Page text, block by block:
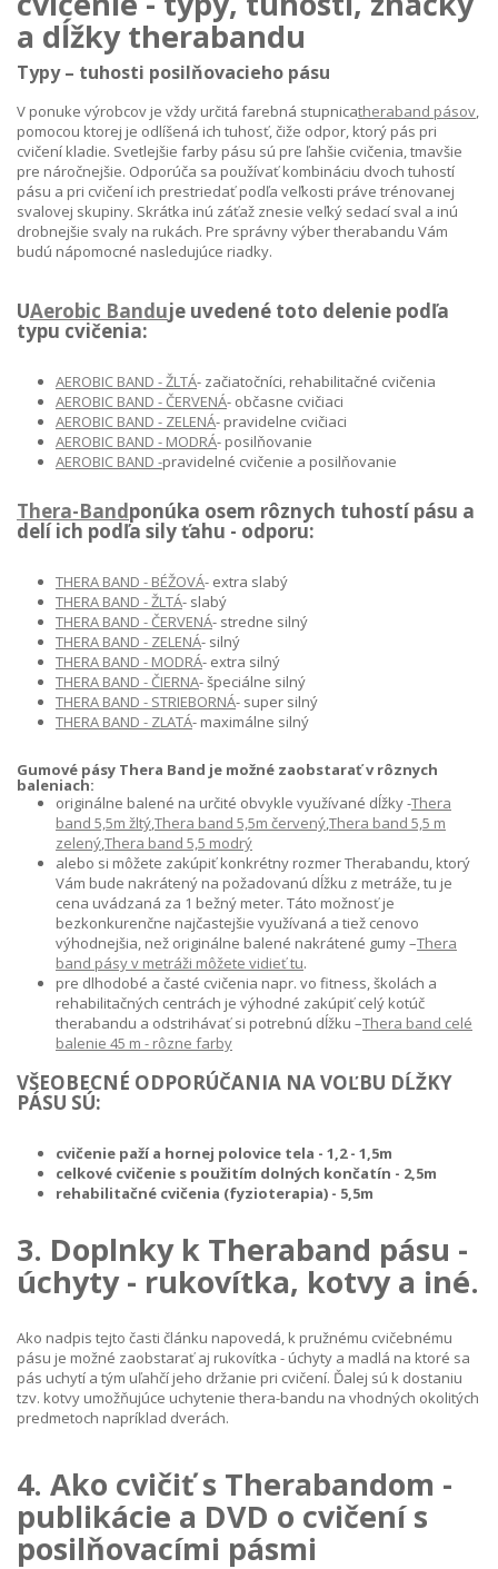
a dĺžky therabandu
Typy – tuhosti posilňovacieho pásu
V ponuke výrobcov je vždy určitá farebná stupnicatheraband pásov,
pomocou ktorej je odlíšená ich tuhosť, čiže odpor, ktorý pás pri
cvičení kladie. Svetlejšie farby pásu sú pre ľahšie cvičenia, tmavšie
pre náročnejšie. Odporúča sa používať kombináciu dvoch tuhostí
pásu a pri cvičení ich prestriedať podľa veľkosti práve trénovanej
svalovej skupiny. Skrátka inú záťaž znesie veľký sedací sval a inú
drobnejšie svaly na rukách. Pre správny výber therabandu Vám
budú nápomocné nasledujúce riadky.
UAerobic Banduje uvedené toto delenie podľa
typu cvičenia:
AEROBIC BAND - ŽLTÁ- začiatočníci, rehabilitačné cvičenia
AEROBIC BAND - ČERVENÁ- občasne cvičiaci
AEROBIC BAND - ZELENÁ- pravidelne cvičiaci
AEROBIC BAND - MODRÁ- posilňovanie
AEROBIC BAND -pravidelné cvičenie a posilňovanie
Thera-Bandponúka osem rôznych tuhostí pásu a
delí ich podľa sily ťahu - odporu:
THERA BAND - BÉŽOVÁ- extra slabý
THERA BAND - ŽLTÁ- slabý
THERA BAND - ČERVENÁ- stredne silný
THERA BAND - ZELENÁ- silný
THERA BAND - MODRÁ- extra silný
THERA BAND - ČIERNA- špeciálne silný
THERA BAND - STRIEBORNÁ- super silný
THERA BAND - ZLATÁ- maximálne silný
Gumové pásy Thera Band je možné zaobstarať v rôznych
baleniach:
originálne balené na určité obvykle využívané dĺžky -Thera
band 5,5m žltý,Thera band 5,5m červený,Thera band 5,5 m
zelený,Thera band 5,5 modrý
alebo si môžete zakúpiť konkrétny rozmer Therabandu, ktorý
Vám bude nakrátený na požadovanú dĺžku z metráže, tu je
cena uvádzaná za 1 bežný meter. Táto možnosť je
bezkonkurenčne najčastejšie využívaná a tiež cenovo
výhodnejšia, než originálne balené nakrátené gumy –Thera
band pásy v metráži môžete vidieť tu.
pre dlhodobé a časté cvičenia napr. vo fitness, školách a
rehabilitačných centrách je výhodné zakúpiť celý kotúč
therabandu a odstrihávať si potrebnú dĺžku –Thera band celé
balenie 45 m - rôzne farby
VŠEOBECNÉ ODPORÚČANIA NA VOĽBU DĹŽKY
PÁSU SÚ:
cvičenie paží a hornej polovice tela - 1,2 - 1,5m
celkové cvičenie s použitím dolných končatín - 2,5m
rehabilitačné cvičenia (fyzioterapia) - 5,5m
3. Doplnky k Theraband pásu -
úchyty - rukovítka, kotvy a iné.
Ako nadpis tejto časti článku napovedá, k pružnému cvičebnému
pásu je možné zaobstarať aj rukovítka - úchyty a madlá na ktoré sa
pás uchytí a tým uľahčí jeho držanie pri cvičení. Ďalej sú k dostaniu
tzv. kotvy umožňujúce uchytenie thera-bandu na vhodných okolitých
predmetoch napríklad dverách.
4. Ako cvičiť s Therabandom -
publikácie a DVD o cvičení s
posilňovacími pásmi